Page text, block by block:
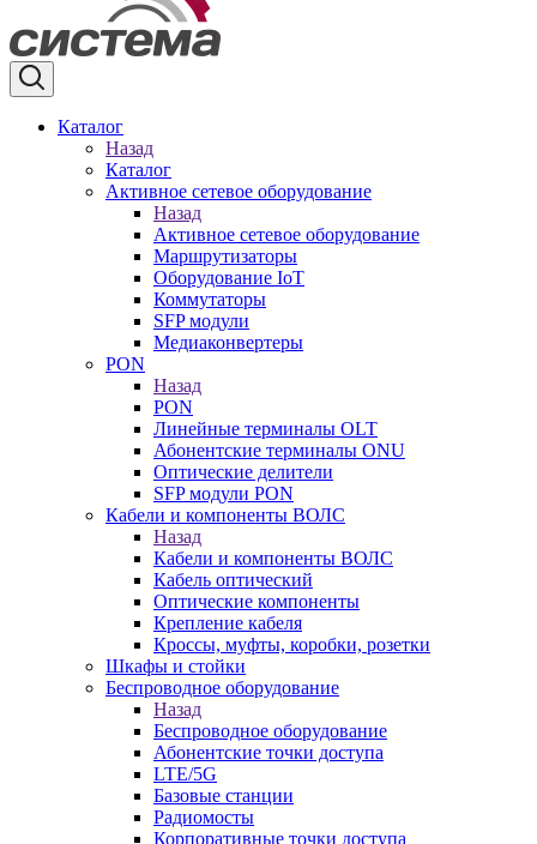
Каталог
Назад
Каталог
Активное сетевое оборудование
Назад
Активное сетевое оборудование
Маршрутизаторы
Оборудование IoT
Коммутаторы
SFP модули
Медиаконвертеры
PON
Назад
PON
Линейные терминалы OLT
Абонентские терминалы ONU
Оптические делители
SFP модули PON
Кабели и компоненты ВОЛС
Назад
Кабели и компоненты ВОЛС
Кабель оптический
Оптические компоненты
Крепление кабеля
Кроссы, муфты, коробки, розетки
Шкафы и стойки
Беспроводное оборудование
Назад
Беспроводное оборудование
Абонентские точки доступа
LTE/5G
Базовые станции
Радиомосты
Корпоративные точки доступа